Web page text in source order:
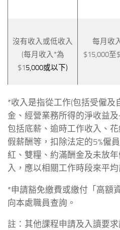
沒有收入或低收入
(每月收入*為
$15,000或以下)
每月收
$15,000至
*收入是指從工作(包括受僱及
金、經營業務所得的淨收益
包括底薪、逾時工作收入、
假薪酬等，扣除法定的5%僱
紅、雙糧、約滿酬金及未放
入，應以相關工作時段來平均
*申請豁免繳費或繳付「高額
向本處職員查詢。
註：其他課程申請及入讀要